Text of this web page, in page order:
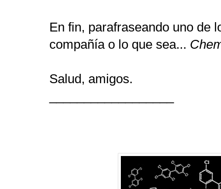
En fin, parafraseando uno de
compañía o lo que sea...
Salud, amigos.